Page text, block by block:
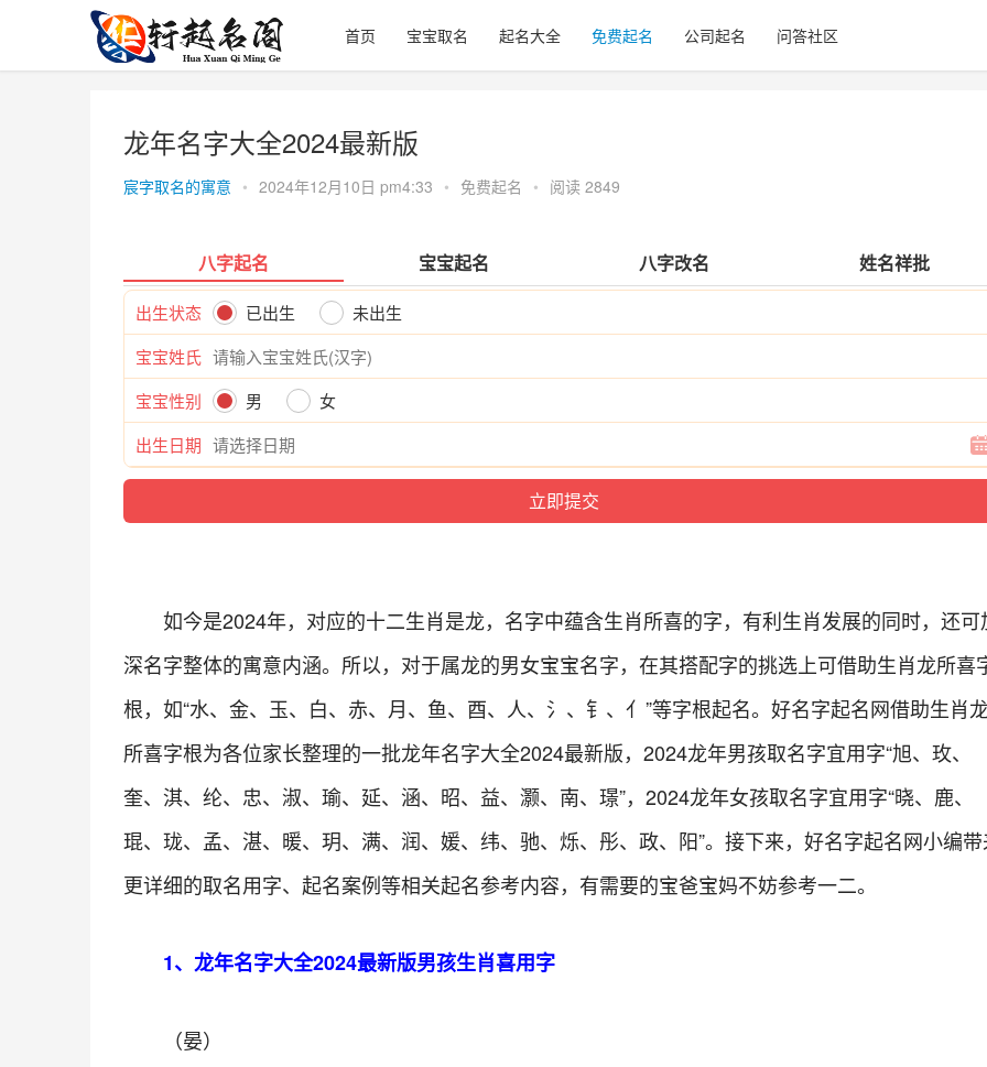
首页 宝宝取名 起名大全 免费起名 公司起名 问答社区
龙年名字大全2024最新版
宸字取名的寓意 • 2024年12月10日 pm4:33 • 免费起名 • 阅读 2849
八字起名 宝宝起名 八字改名 姓名祥批
出生状态 已出生
未出生
宝宝姓氏
宝宝性别
男
女
出生日期
如今是2024年，对应的十二生肖是龙，名字中蕴含生肖所喜的字，有利生肖发展的同时，还可
深名字整体的寓意内涵。所以，对于属龙的男女宝宝名字，在其搭配字的挑选上可借助生肖龙所喜
根，如“水、金、玉、白、赤、月、鱼、酉、人、氵、钅、亻”等字根起名。好名字起名网借助生肖
所喜字根为各位家长整理的一批龙年名字大全2024最新版，2024龙年男孩取名字宜用字“旭、玫、
奎、淇、纶、忠、淑、瑜、延、涵、昭、益、灏、南、璟”，2024龙年女孩取名字宜用字“晓、鹿、
琨、珑、孟、湛、暖、玥、满、润、媛、纬、驰、烁、彤、政、阳”。接下来，好名字起名网小编
更详细的取名用字、起名案例等相关起名参考内容，有需要的宝爸宝妈不妨参考一二。
1、龙年名字大全2024最新版男孩生肖喜用字
（晏）